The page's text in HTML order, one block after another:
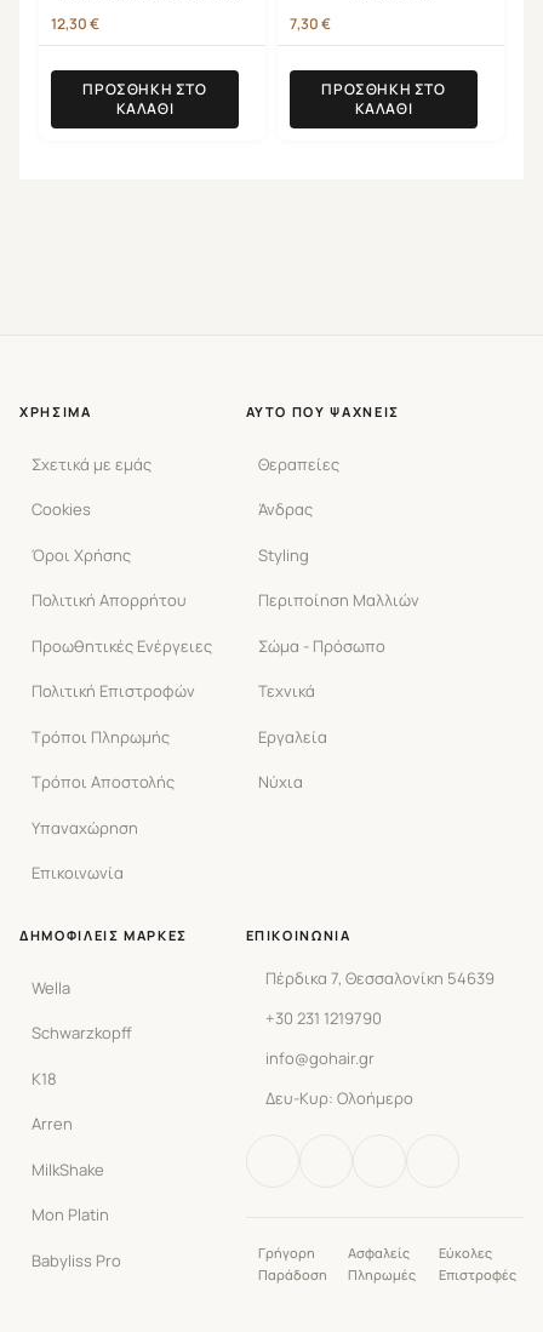
12,30€
ΠΡΟΣΘΉΚΗ ΣΤΟ
ΚΑΛΆΘΙ
7,30€
ΠΡΟΣΘΉΚΗ ΣΤΟ
ΚΑΛΆΘΙ
ΧΡΉΣΙΜΑ
Σχετικά με εμάς
Cookies
Όροι Χρήσης
Πολιτική Απορρήτου
Προωθητικές Ενέργειες
Πολιτική Επιστροφών
Τρόποι Πληρωμής
Τρόποι Αποστολής
Υπαναχώρηση
Επικοινωνία
ΑΥΤΌ ΠΟΥ ΨΆΧΝΕΙΣ
Θεραπείες
Άνδρας
Styling
Περιποίηση Μαλλιών
Σώμα - Πρόσωπο
Τεχνικά
Εργαλεία
Νύχια
ΔΗΜΟΦΙΛΕΊΣ ΜΆΡΚΕΣ
Wella
Schwarzkopff
K18
Arren
MilkShake
Mon Platin
Babyliss Pro
ΕΠΙΚΟΙΝΩΝΊΑ
Πέρδικα 7, Θεσσαλονίκη 54639
+30 231 1219790
info@gohair.gr
Δευ-Κυρ: Ολοήμερο
Γρήγορη
Παράδοση
Ασφαλείς
Πληρωμές
Εύκολες
Επιστροφές